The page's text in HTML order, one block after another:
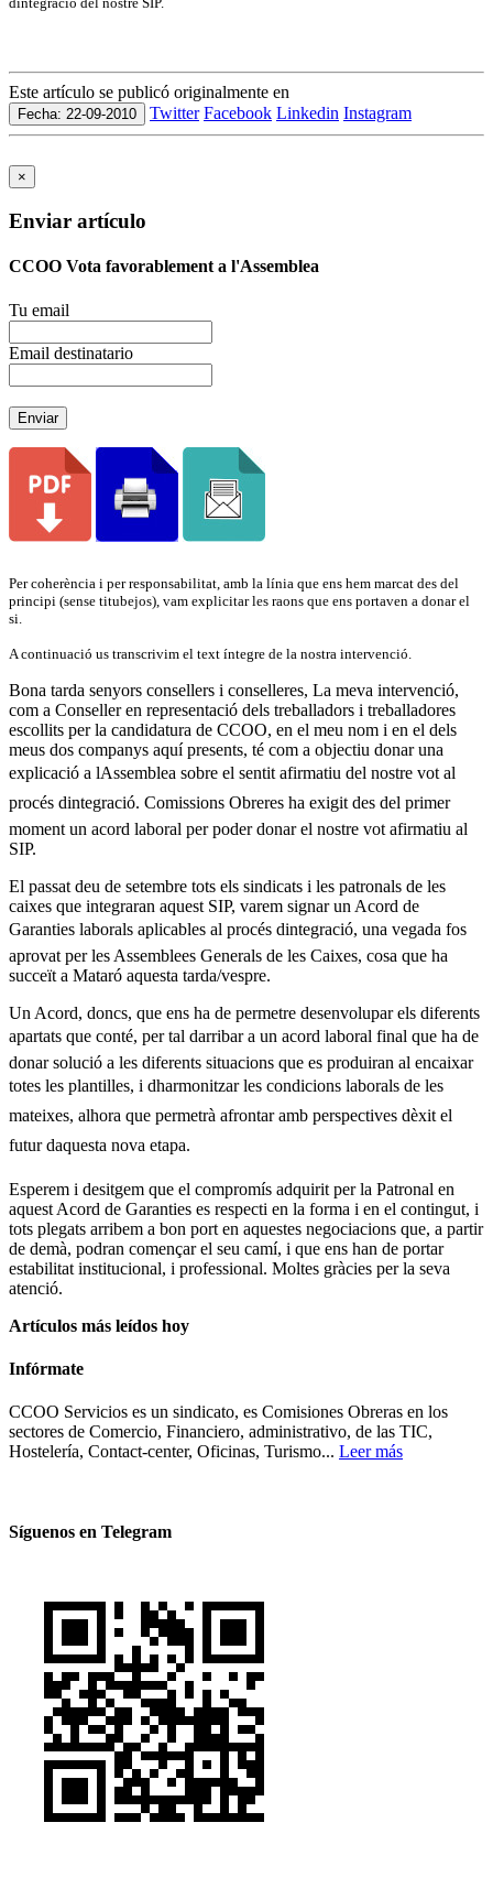
Este artículo se publicó originalmente en
Fecha: 22-09-2010 Twitter Facebook Linkedin Instagram
×
Enviar artículo
CCOO Vota favorablement a l'Assemblea
Tu email
Email destinatario
Enviar
Per coherència i per responsabilitat, amb la línia que ens hem marcat des del
principi (sense titubejos), vam explicitar les raons que ens portaven a donar el
si.
A continuació us transcrivim el text íntegre de la nostra intervenció.
Bona tarda senyors consellers i conselleres, La meva intervenció,
com a Conseller en representació dels treballadors i treballadores
escollits per la candidatura de CCOO, en el meu nom i en el dels
meus dos companys aquí presents, té com a objectiu donar una
explicació a lAssemblea sobre el sentit afirmatiu del nostre vot al
procés dintegració. Comissions Obreres ha exigit des del primer
moment un acord laboral per poder donar el nostre vot afirmatiu al
SIP.
El passat deu de setembre tots els sindicats i les patronals de les
caixes que integraran aquest SIP, varem signar un Acord de
Garanties laborals aplicables al procés dintegració, una vegada fos
aprovat per les Assemblees Generals de les Caixes, cosa que ha
succeït a Mataró aquesta tarda/vespre.
Un Acord, doncs, que ens ha de permetre desenvolupar els diferents
apartats que conté, per tal darribar a un acord laboral final que ha de
donar solució a les diferents situacions que es produiran al encaixar
totes les plantilles, i dharmonitzar les condicions laborals de les
mateixes, alhora que permetrà afrontar amb perspectives dèxit el
futur daquesta nova etapa.
Esperem i desitgem que el compromís adquirit per la Patronal en
aquest Acord de Garanties es respecti en la forma i en el contingut, i
tots plegats arribem a bon port en aquestes negociacions que, a partir
de demà, podran començar el seu camí, i que ens han de portar
estabilitat institucional, i professional. Moltes gràcies per la seva
atenció.
Artículos más leídos hoy
Infórmate
CCOO Servicios es un sindicato, es Comisiones Obreras en los
sectores de Comercio, Financiero, administrativo, de las TIC,
Hostelería, Contact-center, Oficinas, Turismo... Leer más
Síguenos en Telegram